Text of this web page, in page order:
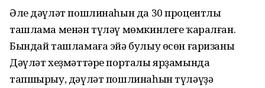
Әле дәүләт пошлинаһын да 30 процентлы
ташлама менән түләү мөмкинлеге ҡаралған.
Бындай ташламаға эйә булыу өсөн ғаризаны
Дәүләт хеҙмәттәре порталы ярҙамында
тапшырыу, дәүләт пошлинаһын түләүҙә